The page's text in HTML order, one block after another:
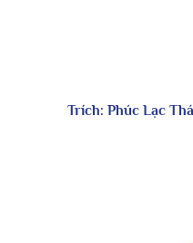
Trích: Phúc Lạc